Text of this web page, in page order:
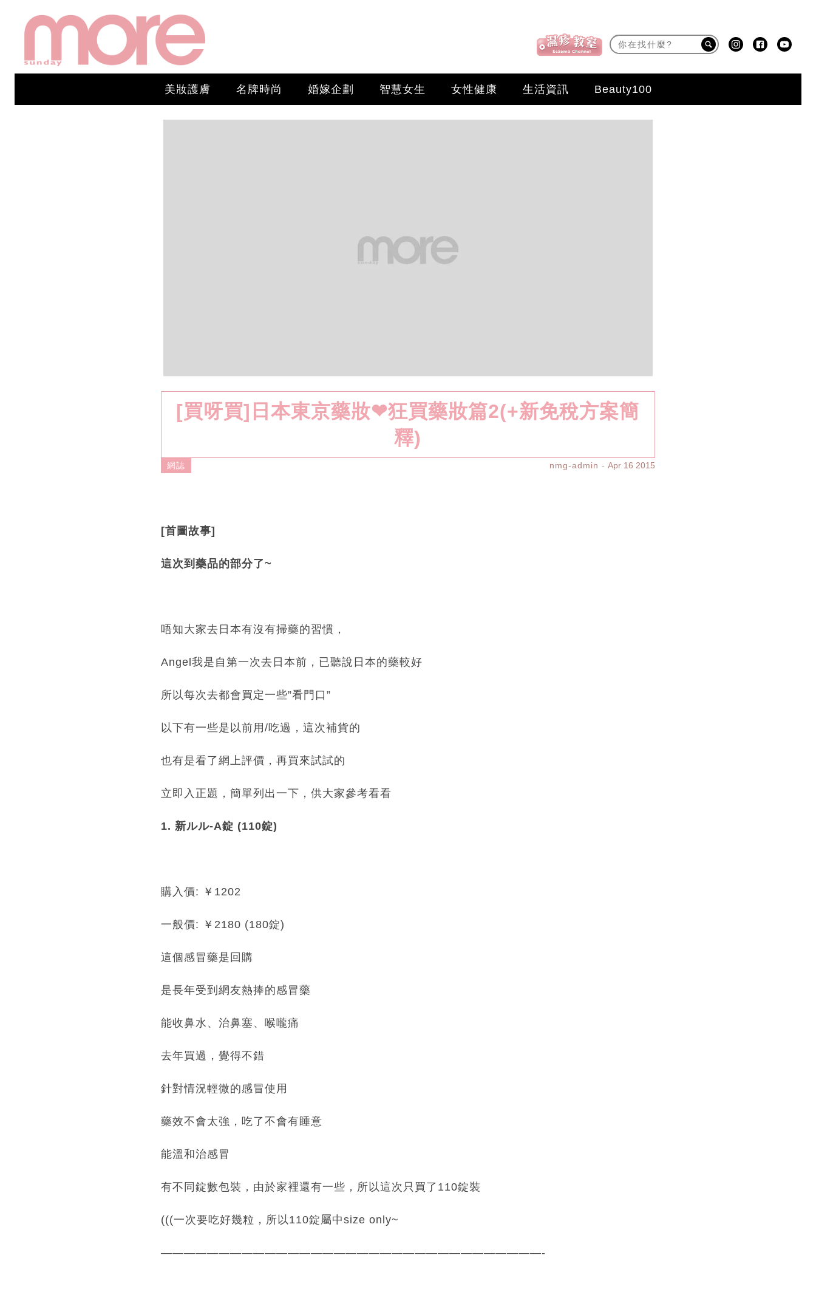
美妝護膚 名牌時尚 婚嫁企劃 智慧女生 女性健康 生活資訊 Beauty100
[買呀買]日本東京藥妝❤狂買藥妝篇2(+新免稅方案簡
釋)
網誌 nmg-admin Apr 16 2015
[首圖故事]
這次到藥品的部分了~
唔知大家去日本有沒有掃藥的習慣，
Angel我是自第一次去日本前，已聽說日本的藥較好
所以每次去都會買定一些”看門口”
以下有一些是以前用/吃過，這次補貨的
也有是看了網上評價，再買來試試的
立即入正題，簡單列出一下，供大家參考看看
1. 新ルル-A錠 (110錠)
購入價: ￥1202
一般價: ￥2180 (180錠)
這個感冒藥是回購
是長年受到網友熱捧的感冒藥
能收鼻水、治鼻塞、喉嚨痛
去年買過，覺得不錯
針對情況輕微的感冒使用
藥效不會太強，吃了不會有睡意
能溫和治感冒
有不同錠數包裝，由於家裡還有一些，所以這次只買了110錠裝
(((一次要吃好幾粒，所以110錠屬中size only~
—————————————————————————————————-